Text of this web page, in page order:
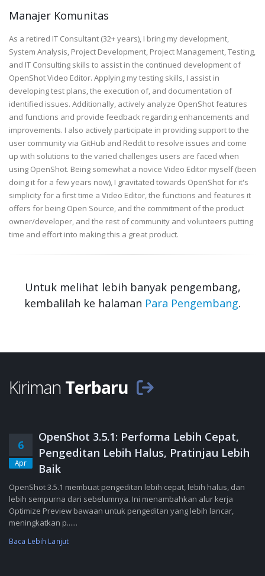
Manajer Komunitas
As a retired IT Consultant (32+ years), I bring my development,
System Analysis, Project Development, Project Management, Testing,
and IT Consulting skills to assist in the continued development of
OpenShot Video Editor. Applying my testing skills, I assist in
developing test plans, the execution of, and documentation of
identified issues. Additionally, actively analyze OpenShot features
and functions and provide feedback regarding enhancements and
improvements. I also actively participate in providing support to the
user community via GitHub and Reddit to resolve issues and come
up with solutions to the varied challenges users are faced when
using OpenShot. Being somewhat a novice Video Editor myself (been
doing it for a few years now), I gravitated towards OpenShot for it's
simplicity for a first time a Video Editor, the functions and features it
offers for being Open Source, and the commitment of the product
owner/developer, and the rest of community and volunteers putting
time and effort into making this a great product.
Untuk melihat lebih banyak pengembang,
kembalilah ke halaman Para Pengembang.
Kiriman Terbaru
6
Apr
OpenShot 3.5.1: Performa Lebih Cepat,
Pengeditan Lebih Halus, Pratinjau Lebih
Baik
OpenShot 3.5.1 membuat pengeditan lebih cepat, lebih halus, dan
lebih sempurna dari sebelumnya. Ini menambahkan alur kerja
Optimize Preview bawaan untuk pengeditan yang lebih lancar,
meningkatkan p......
Baca Lebih Lanjut